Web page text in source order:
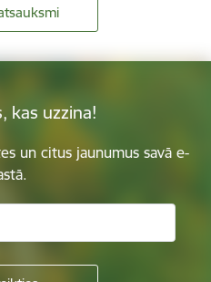
kas uzzina!
un citus jaunumus savā e-